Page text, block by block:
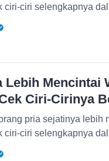
ciri-ciri selengkapnya
Lebih Mencintai
Ciri-Cirinya
pria sejatinya lebih
ciri-ciri selengkapnya